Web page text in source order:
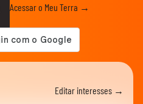
Acessar o Meu Terra →
Editar interesses →